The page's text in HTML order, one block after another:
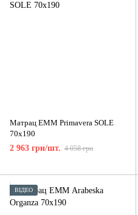
Матрац ЕММ Primavera SOLE
70x190
2 963 грн/шт. 4 058 грн
ВІДЕО